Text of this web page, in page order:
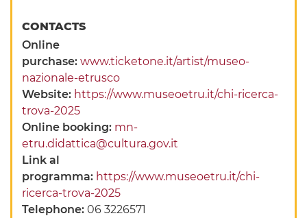
CONTACTS
Online
purchase:www.ticketone.it/artist/museo-
nazionale-etrusco
Website: https://www.museoetru.it/chi-ricerca-
trova-2025
Online booking: mn-
etru.didattica@cultura.gov.it
Link al
programma: https://www.museoetru.it/chi-
ricerca-trova-2025
Telephone:06 3226571